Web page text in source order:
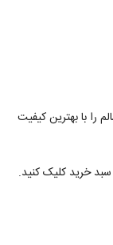
را با بهترین کیفیت
سبد خرید کلیک کنید.